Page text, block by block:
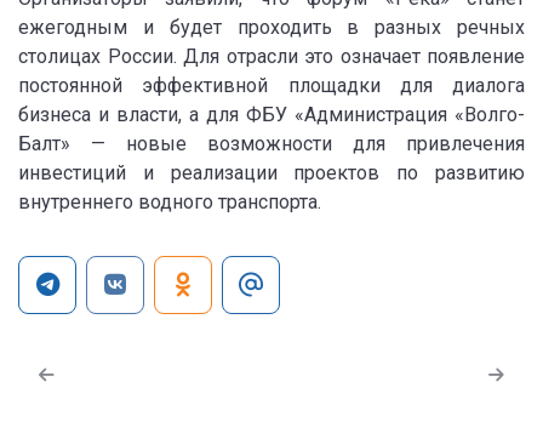
ежегодным и будет проходить в разных речных
столицах России. Для отрасли это означает появление
постоянной эффективной площадки для диалога
бизнеса и власти, а для ФБУ «Администрация «Волго-
Балт» — новые возможности для привлечения
инвестиций и реализации проектов по развитию
внутреннего водного транспорта.